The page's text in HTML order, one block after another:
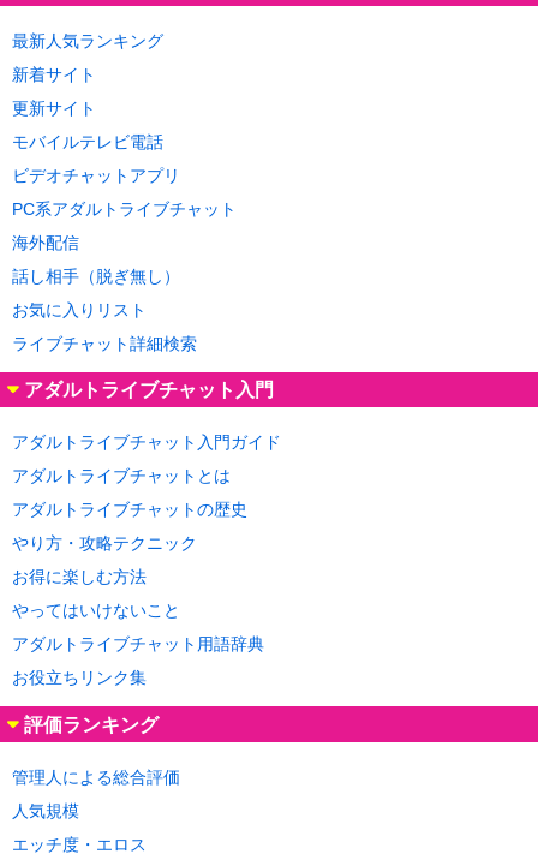
最新人気ランキング
新着サイト
更新サイト
モバイルテレビ電話
ビデオチャットアプリ
PC系アダルトライブチャット
海外配信
話し相手（脱ぎ無し）
お気に入りリスト
ライブチャット詳細検索
アダルトライブチャット入門
アダルトライブチャット入門ガイド
アダルトライブチャットとは
アダルトライブチャットの歴史
やり方・攻略テクニック
お得に楽しむ方法
やってはいけないこと
アダルトライブチャット用語辞典
お役立ちリンク集
評価ランキング
管理人による総合評価
人気規模
エッチ度・エロス